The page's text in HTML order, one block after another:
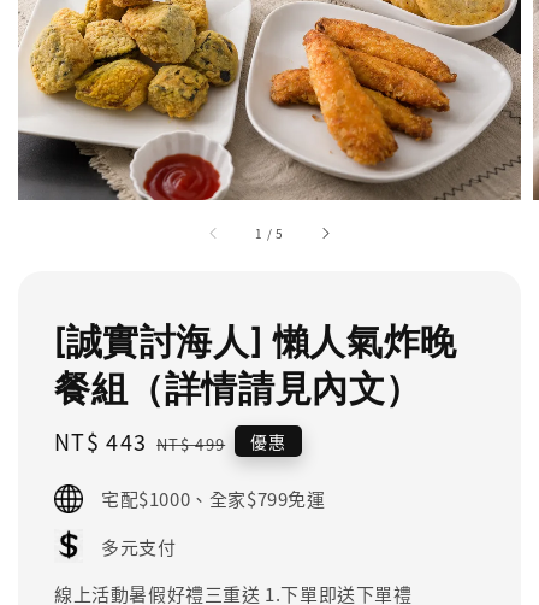
1 /5
[誠實討海人] 懶人氣炸晚
餐組（詳情請見內文）
Sale
NT$ 443 Regular
NT$ 499 優惠
宅配$1000、全家$799免運
多元支付
線上活動暑假好禮三重送 1.下單即送下單禮